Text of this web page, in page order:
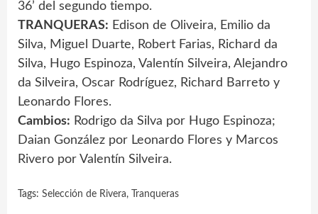
36’ del segundo tiempo.
TRANQUERAS: Edison de Oliveira, Emilio da
Silva, Miguel Duarte, Robert Farias, Richard da
Silva, Hugo Espinoza, Valentín Silveira, Alejandro
da Silveira, Oscar Rodríguez, Richard Barreto y
Leonardo Flores.
Cambios: Rodrigo da Silva por Hugo Espinoza;
Daian González por Leonardo Flores y Marcos
Rivero por Valentín Silveira.
Tags: Selección de Rivera, Tranqueras